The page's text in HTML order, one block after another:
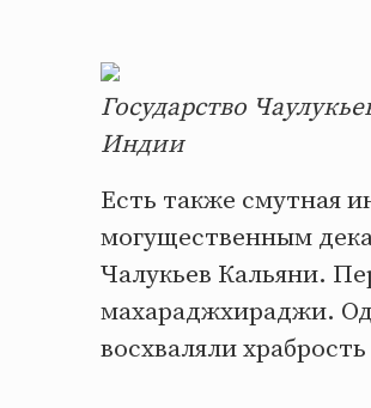
Государство
Индии
Есть также смутная
могущественным
Чалукьев Кальяни.
махараджхираджи.
восхваляли